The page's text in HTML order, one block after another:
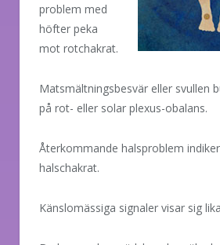
problem med
höfter peka
mot rotchakrat.
Matsmältningsbesvär eller svullen
på rot- eller solar plexus-obalans.
Återkommande halsproblem
halschakrat.
Känslomässiga signaler visar sig